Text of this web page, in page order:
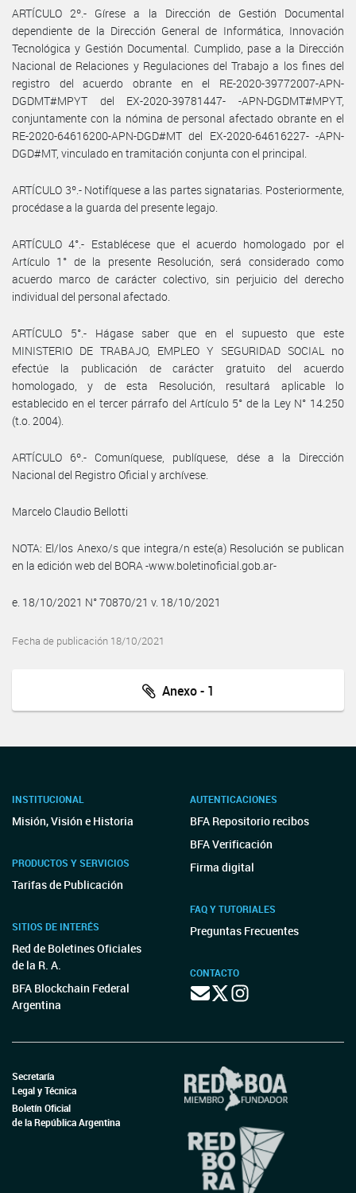
ARTÍCULO 2º.- Gírese a la Dirección de Gestión Documental
dependiente de la Dirección General de Informática, Innovación
Tecnológica y Gestión Documental. Cumplido, pase a la Dirección
Nacional de Relaciones y Regulaciones del Trabajo a los fines del
registro del acuerdo obrante en el RE-2020-39772007-APN-
DGDMT#MPYT del EX-2020-39781447- -APN-DGDMT#MPYT,
conjuntamente con la nómina de personal afectado obrante en el
RE-2020-64616200-APN-DGD#MT del EX-2020-64616227- -APN-
DGD#MT, vinculado en tramitación conjunta con el principal.
ARTÍCULO 3º.- Notifíquese a las partes signatarias. Posteriormente,
procédase a la guarda del presente legajo.
ARTÍCULO 4°.- Establécese que el acuerdo homologado por el
Artículo 1° de la presente Resolución, será considerado como
acuerdo marco de carácter colectivo, sin perjuicio del derecho
individual del personal afectado.
ARTÍCULO 5°.- Hágase saber que en el supuesto que este
MINISTERIO DE TRABAJO, EMPLEO Y SEGURIDAD SOCIAL no
efectúe la publicación de carácter gratuito del acuerdo
homologado, y de esta Resolución, resultará aplicable lo
establecido en el tercer párrafo del Artículo 5° de la Ley N° 14.250
(t.o. 2004).
ARTÍCULO 6º.- Comuníquese, publíquese, dése a la Dirección
Nacional del Registro Oficial y archívese.
Marcelo Claudio Bellotti
NOTA: El/los Anexo/s que integra/n este(a) Resolución se publican
en la edición web del BORA -www.boletinoficial.gob.ar-
e. 18/10/2021 N° 70870/21 v. 18/10/2021
Fecha de publicación 18/10/2021
Anexo - 1
INSTITUCIONAL
Misión, Visión e Historia
PRODUCTOS Y SERVICIOS
Tarifas de Publicación
SITIOS DE INTERÉS
Red de Boletines Oficiales
de la R. A.
BFA Blockchain Federal
Argentina
AUTENTICACIONES
BFA Repositorio recibos
BFA Verificación
Firma digital
FAQ Y TUTORIALES
Preguntas Frecuentes
CONTACTO
Secretaría
Legal y Técnica
Boletín Oficial
de la República Argentina